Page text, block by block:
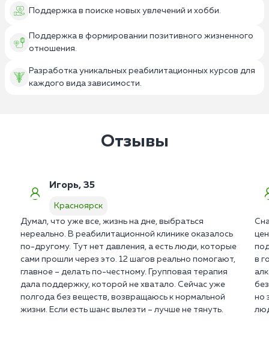
Поддержка в поиске новых увлечений и хобби.
Поддержка в формировании позитивного жизненного
отношения.
Разработка уникальных реабилитационных курсов для
каждого вида зависимости.
Отзывы
Игорь, 35
Красноярск
Думал, что уже все, жизнь на дне, выбраться
нереально. В реабилитационной клинике оказалось
по-другому. Тут нет давления, а есть люди, которые
сами прошли через это. 12 шагов реально помогают,
главное – делать по-честному. Групповая терапия
дала поддержку, которой не хватало. Сейчас уже
полгода без веществ, возвращаюсь к нормальной
жизни. Если есть шанс вылезти – лучше не тянуть.
в
но